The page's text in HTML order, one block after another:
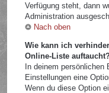
Verfügung steht, dann
Administration
Nach oben
Wie kann ich
Online-Liste
In deinem
Einstellungen eine
Wenn du diese Option